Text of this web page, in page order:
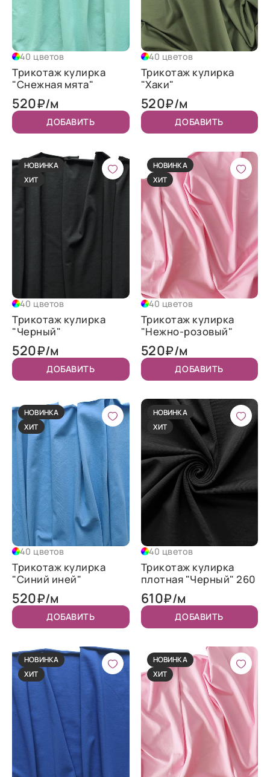
40 цветов
Трикотаж кулирка
"Снежная мята"
520₽/м
ДОБАВИТЬ
40 цветов
Трикотаж кулирка
"Хаки"
520₽/м
ДОБАВИТЬ
НОВИНКА
ХИТ
40 цветов
Трикотаж кулирка
"Черный"
520₽/м
ДОБАВИТЬ
НОВИНКА
ХИТ
40 цветов
Трикотаж кулирка
"Нежно-розовый"
520₽/м
ДОБАВИТЬ
НОВИНКА
ХИТ
40 цветов
Трикотаж кулирка
"Синий иней"
520₽/м
ДОБАВИТЬ
НОВИНКА
ХИТ
40 цветов
Трикотаж кулирка
плотная "Черный" 260
610₽/м
ДОБАВИТЬ
НОВИНКА
ХИТ
НОВИНКА
ХИТ